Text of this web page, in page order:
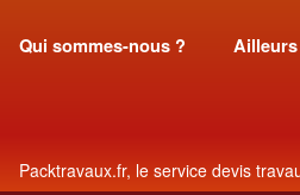
Qui sommes-nous ?
Packtravaux.fr, le service devis